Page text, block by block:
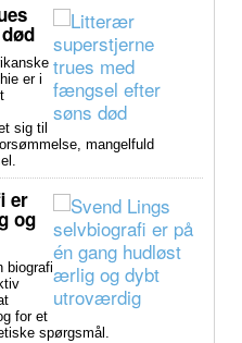
er i
sig til
mangelfuld
er
og
biografi
for et
spørgsmål.